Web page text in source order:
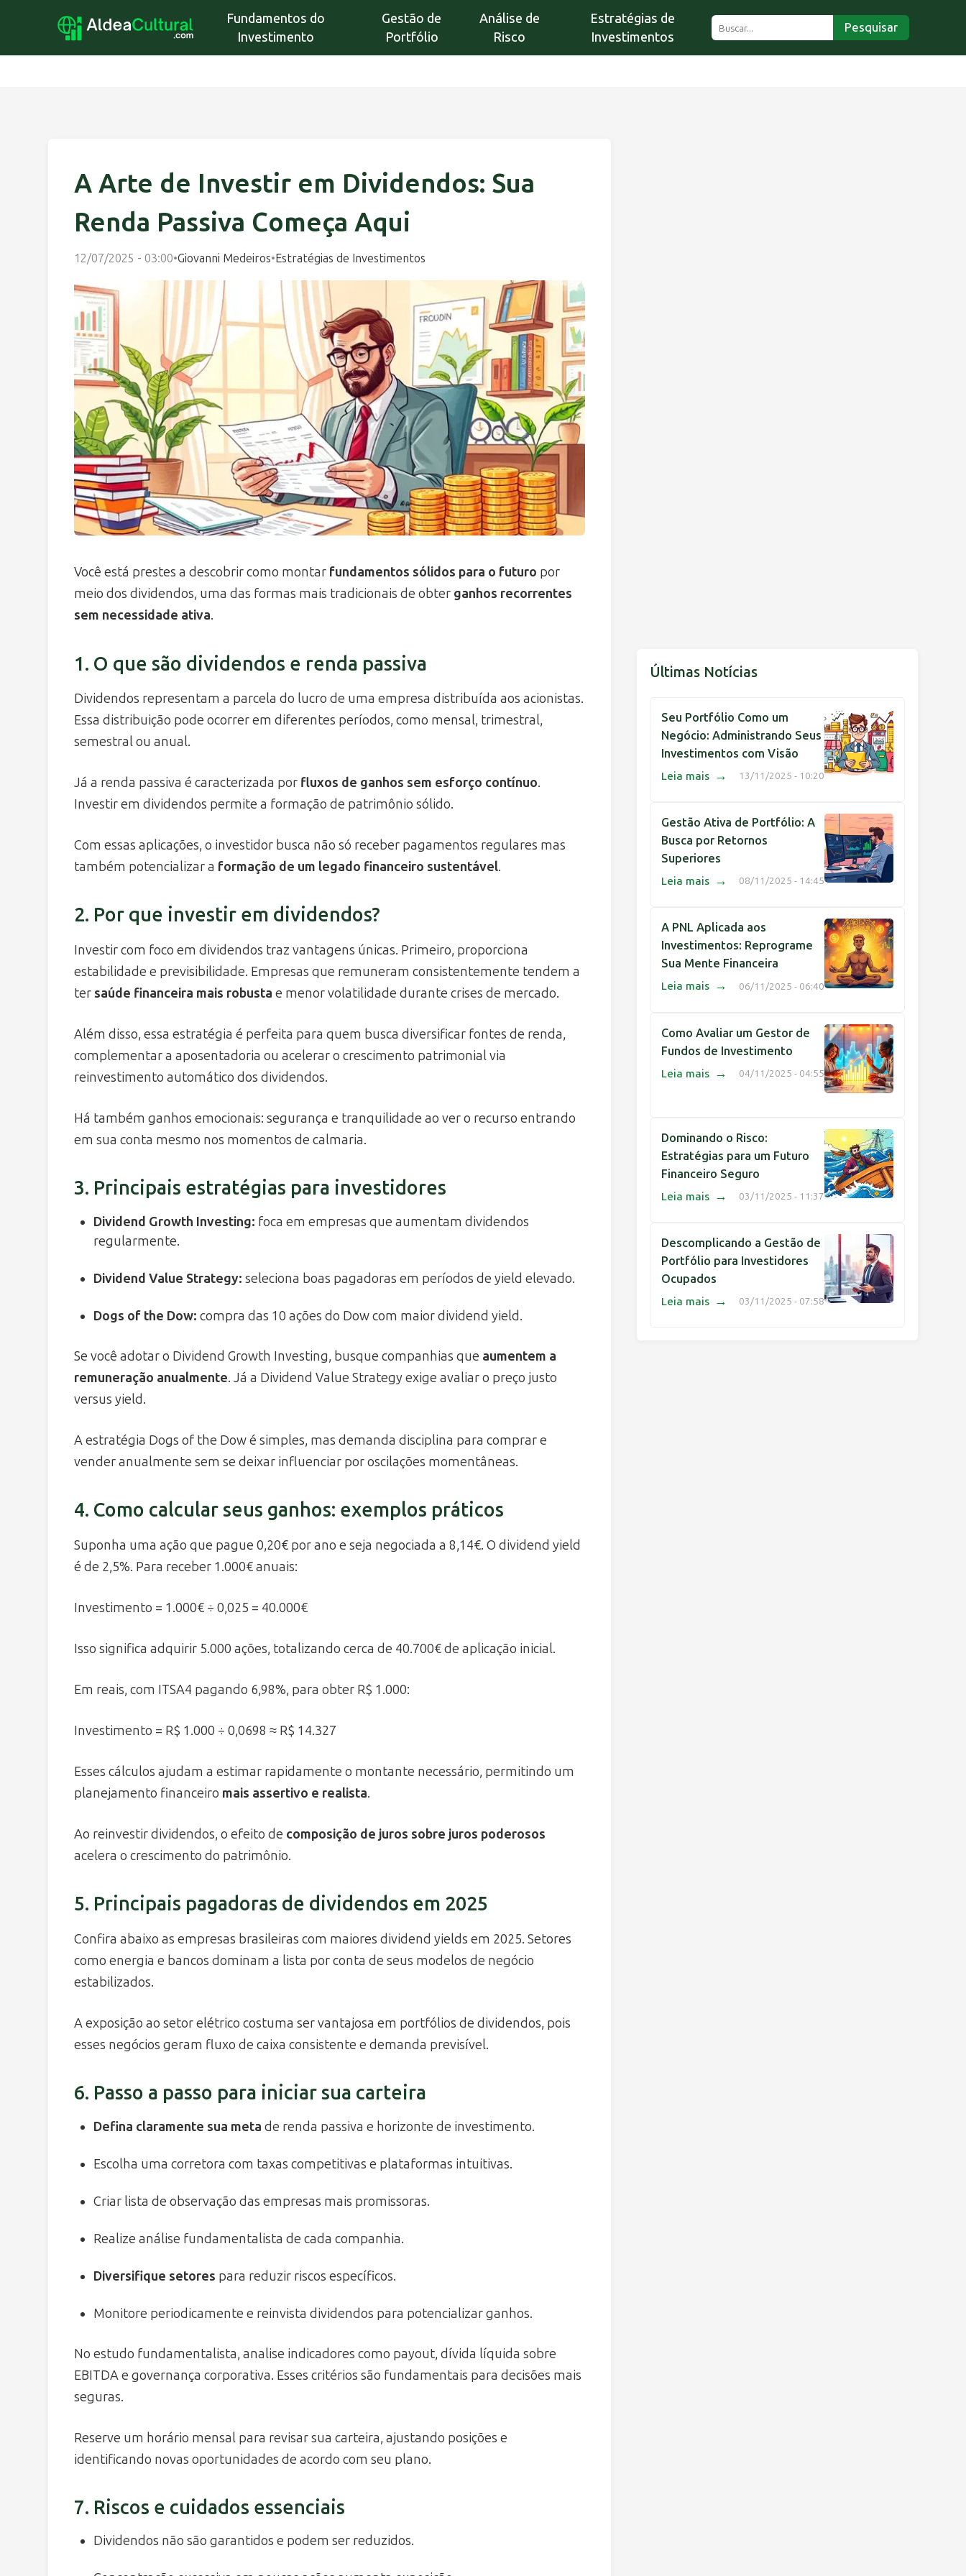
Fundamentos do
Investimento
Gestão de
Portfólio
Análise de
Risco
Estratégias de
Investimentos
Pesquisar
A Arte de Investir em Dividendos: Sua
Renda Passiva Começa Aqui
12/07/2025 - 03:00•Giovanni Medeiros•Estratégias de Investimentos
Você está prestes a descobrir como montar fundamentos sólidos para o futuro por
meio dos dividendos, uma das formas mais tradicionais de obter ganhos recorrentes
sem necessidade ativa.
1. O que são dividendos e renda passiva
Dividendos representam a parcela do lucro de uma empresa distribuída aos acionistas.
Essa distribuição pode ocorrer em diferentes períodos, como mensal, trimestral,
semestral ou anual.
Já a renda passiva é caracterizada por fluxos de ganhos sem esforço contínuo.
Investir em dividendos permite a formação de patrimônio sólido.
Com essas aplicações, o investidor busca não só receber pagamentos regulares mas
também potencializar a formação de um legado financeiro sustentável.
2. Por que investir em dividendos?
Investir com foco em dividendos traz vantagens únicas. Primeiro, proporciona
estabilidade e previsibilidade. Empresas que remuneram consistentemente tendem a
ter saúde financeira mais robusta e menor volatilidade durante crises de mercado.
Além disso, essa estratégia é perfeita para quem busca diversificar fontes de renda,
complementar a aposentadoria ou acelerar o crescimento patrimonial via
reinvestimento automático dos dividendos.
Há também ganhos emocionais: segurança e tranquilidade ao ver o recurso entrando
em sua conta mesmo nos momentos de calmaria.
3. Principais estratégias para investidores
Dividend Growth Investing: foca em empresas que aumentam dividendos
regularmente.
Dividend Value Strategy: seleciona boas pagadoras em períodos de yield elevado.
Dogs of the Dow: compra das 10 ações do Dow com maior dividend yield.
Se você adotar o Dividend Growth Investing, busque companhias que aumentem a
remuneração anualmente. Já a Dividend Value Strategy exige avaliar o preço justo
versus yield.
A estratégia Dogs of the Dow é simples, mas demanda disciplina para comprar e
vender anualmente sem se deixar influenciar por oscilações momentâneas.
4. Como calcular seus ganhos: exemplos práticos
Suponha uma ação que pague 0,20€ por ano e seja negociada a 8,14€. O dividend yield
é de 2,5%. Para receber 1.000€ anuais:
Investimento = 1.000€ ÷ 0,025 = 40.000€
Isso significa adquirir 5.000 ações, totalizando cerca de 40.700€ de aplicação inicial.
Em reais, com ITSA4 pagando 6,98%, para obter R$ 1.000:
Investimento = R$ 1.000 ÷ 0,0698 ≈ R$ 14.327
Esses cálculos ajudam a estimar rapidamente o montante necessário, permitindo um
planejamento financeiro mais assertivo e realista.
Ao reinvestir dividendos, o efeito de composição de juros sobre juros poderosos
acelera o crescimento do patrimônio.
5. Principais pagadoras de dividendos em 2025
Confira abaixo as empresas brasileiras com maiores dividend yields em 2025. Setores
como energia e bancos dominam a lista por conta de seus modelos de negócio
estabilizados.
A exposição ao setor elétrico costuma ser vantajosa em portfólios de dividendos, pois
esses negócios geram fluxo de caixa consistente e demanda previsível.
6. Passo a passo para iniciar sua carteira
Defina claramente sua meta de renda passiva e horizonte de investimento.
Escolha uma corretora com taxas competitivas e plataformas intuitivas.
Criar lista de observação das empresas mais promissoras.
Realize análise fundamentalista de cada companhia.
Diversifique setores para reduzir riscos específicos.
Monitore periodicamente e reinvista dividendos para potencializar ganhos.
No estudo fundamentalista, analise indicadores como payout, dívida líquida sobre
EBITDA e governança corporativa. Esses critérios são fundamentais para decisões mais
seguras.
Reserve um horário mensal para revisar sua carteira, ajustando posições e
identificando novas oportunidades de acordo com seu plano.
7. Riscos e cuidados essenciais
Dividendos não são garantidos e podem ser reduzidos.
Últimas Notícias
Seu Portfólio Como um
Negócio: Administrando Seus
Investimentos com Visão
13/11/2025 - 10:20
Leia mais →
Gestão Ativa de Portfólio: A
Busca por Retornos
Superiores
08/11/2025 - 14:45
Leia mais →
A PNL Aplicada aos
Investimentos: Reprograme
Sua Mente Financeira
06/11/2025 - 06:40
Leia mais →
Como Avaliar um Gestor de
Fundos de Investimento
04/11/2025 - 04:55
Leia mais →
Dominando o Risco:
Estratégias para um Futuro
Financeiro Seguro
03/11/2025 - 11:37
Leia mais →
Descomplicando a Gestão de
Portfólio para Investidores
Ocupados
03/11/2025 - 07:58
Leia mais →